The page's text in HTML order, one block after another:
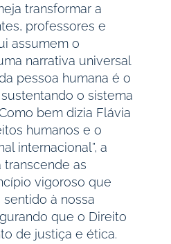
transformar a
professores e
assumem o
narrativa universal
pessoa humana é o
o sistema
bem dizia Flávia
humanos e o
internacional”, a
transcende as
vigoroso que
à nossa
que o Direito
de justiça e ética.